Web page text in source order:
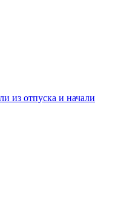
из отпуска и начали